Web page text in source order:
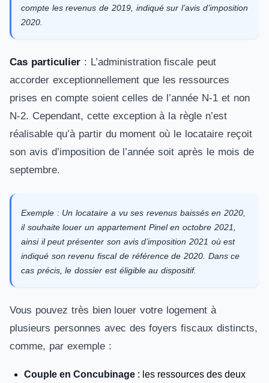
compte les revenus de 2019, indiqué sur l’avis d’imposition
2020.
Cas particulier: L’administration fiscale peut
accorder exceptionnellement que les ressources
prises en compte soient celles de l’année N-1 et non
N-2. Cependant, cette exception à la règle n’est
réalisable qu’à partir du moment où le locataire reçoit
son avis d’imposition de l’année soit après le mois de
septembre.
Exemple : Un locataire a vu ses revenus baissés en 2020,
il souhaite louer un appartement Pinel en octobre 2021,
ainsi il peut présenter son avis d’imposition 2021 où est
indiqué son revenu fiscal de référence de 2020. Dans ce
cas précis, le dossier est éligible au dispositif.
Vous pouvez très bien louer votre logement à
plusieurs personnes avec des foyers fiscaux distincts,
comme, par exemple :
Couple en Concubinage : les ressources des deux